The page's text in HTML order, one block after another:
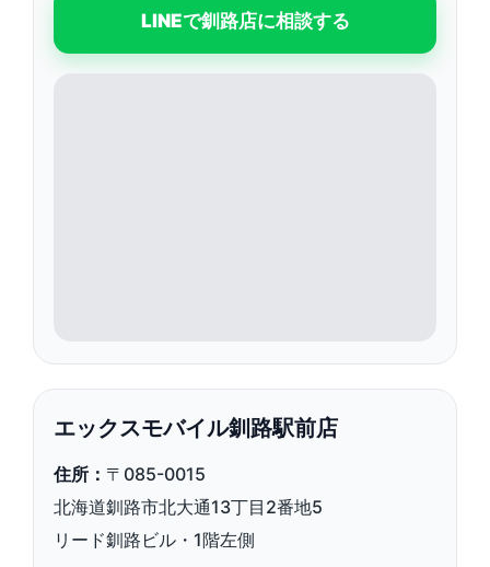
LINEで釧路店に相談する
エックスモバイル釧路駅前店
住所： 〒085-0015
北海道釧路市北大通13丁目2番地5
リード釧路ビル・1階左側